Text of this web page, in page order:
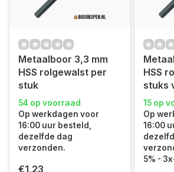
Metaalboor 3,3 mm
HSS rolgewalst per
stuk
54 op voorraad
Op werkdagen voor
16:00 uur besteld,
dezelfde dag
verzonden.
€1,23
HSS
stuks
15 op
Op
16:00
5% -